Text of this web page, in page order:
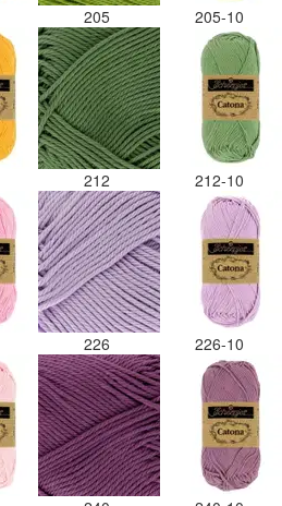
205 205-10
212 212-10
226 226-10